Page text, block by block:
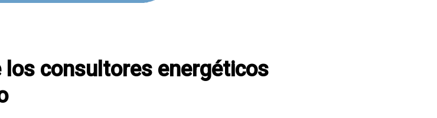
los consultores energéticos